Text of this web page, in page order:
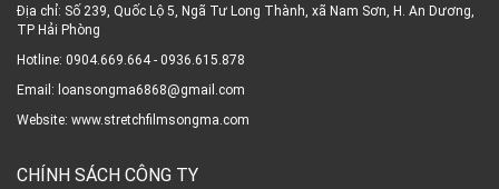
Địa chỉ: Số 239, Quốc Lộ 5, Ngã Tư Long Thành, xã Nam Sơn, H. An Dương,
TP Hải Phòng
Hotline: 0904.669.664 - 0936.615.878
Email: loansongma6868@gmail.com
Website: www.stretchfilmsongma.com
CHÍNH SÁCH CÔNG TY